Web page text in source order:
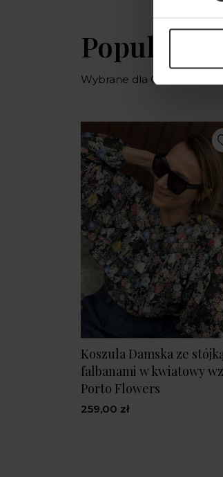
Popularne
Wybrane dla Ciebie z
Koszula Damska ze
falbanami w kwiatowy
Porto Flowers
259,00 zł